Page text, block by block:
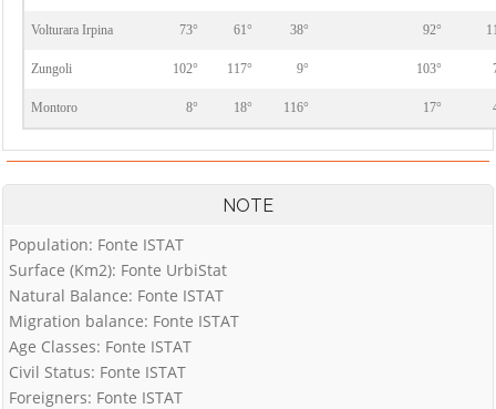
Volturara Irpina 73° 61° 38° 92°
Zungoli 102° 117° 9° 103°
Montoro 8° 18° 116° 17°
NOTE
Population: Fonte ISTAT
Surface (Km2): Fonte UrbiStat
Natural Balance: Fonte ISTAT
Migration balance: Fonte ISTAT
Age Classes: Fonte ISTAT
Civil Status: Fonte ISTAT
Foreigners: Fonte ISTAT